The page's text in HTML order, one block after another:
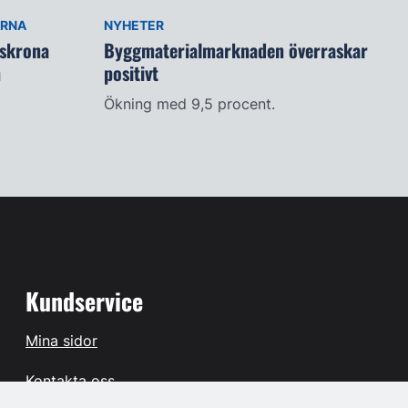
NYHETER
Byggmaterialmarknaden överraskar
positivt
Ökning med 9,5 procent.
Kundservice
Mina sidor
Kontakta oss